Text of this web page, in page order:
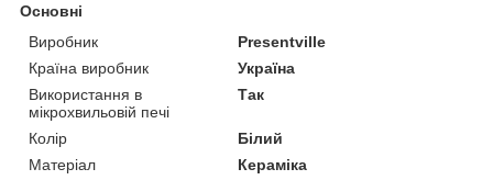
Основні
Виробник
Presentville
Країна виробник
Україна
Використання в
мікрохвильовій печі
Так
Колір
Білий
Матеріал
Кераміка